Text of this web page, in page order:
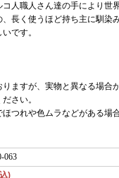
人職人さん達の手により世
長く使うほど持ち主に馴染
です。
ますが、実物と異なる場合
さい。
つれや色ムラなどがある場
063
)